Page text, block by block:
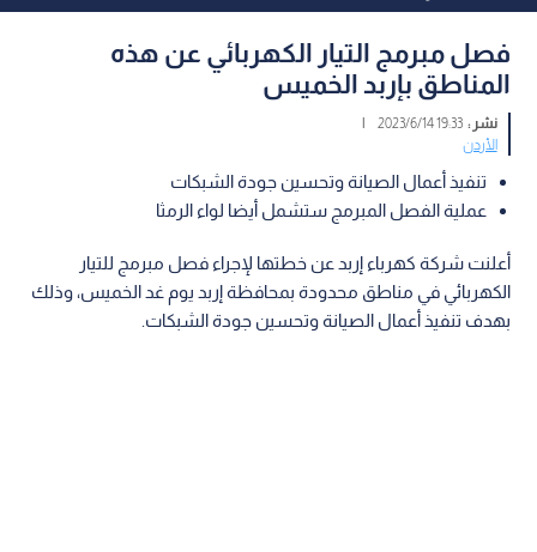
فصل مبرمج التيار الكهربائي عن هذه
المناطق بإربد الخميس
نشر :19:33 2023/6/14
|
الأردن
تنفيذ أعمال الصيانة وتحسين جودة الشبكات
عملية الفصل المبرمج ستشمل أيضا لواء الرمثا
أعلنت شركة كهرباء إربد عن خطتها لإجراء فصل مبرمج للتيار
الكهربائي في مناطق محدودة بمحافظة إربد يوم غد الخميس، وذلك
بهدف تنفيذ أعمال الصيانة وتحسين جودة الشبكات.